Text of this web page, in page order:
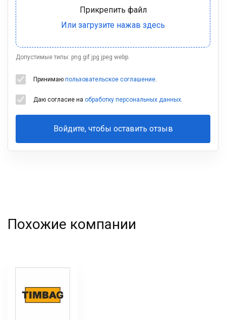
Допустимые типы: png gif jpg jpeg webp.
Принимаю пользовательское соглашение.
Даю согласие на обработку персональных данных.
Войдите, чтобы оставить отзыв
Ваша
Похожие компании